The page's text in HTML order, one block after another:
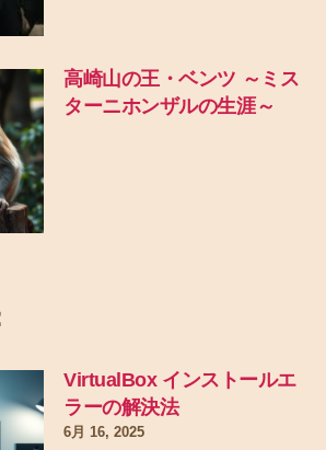
高崎山の王・ベンツ ～ミス
ターニホンザルの生涯～
VirtualBox インストールエ
ラーの解決法
6月 16, 2025